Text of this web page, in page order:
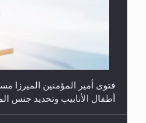
فتوى أمير المؤمنين الميرزا
أطفال الأنابيب وتحديد جنس